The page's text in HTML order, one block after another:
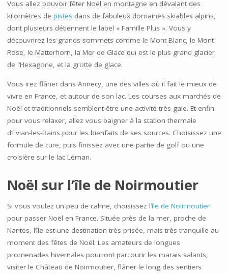
Vous allez pouvoir fêter Noël en montagne en dévalant des
kilomètres de pistes dans de fabuleux domaines skiables alpins,
dont plusieurs détiennent le label « Famille Plus ». Vous y
découvrirez les grands sommets comme le Mont Blanc, le Mont
Rose, le Matterhorn, la Mer de Glace qui est le plus grand glacier
de l’Hexagone, et la grotte de glace.
Vous irez flâner dans Annecy, une des villes où il fait le mieux de
vivre en France, et autour de son lac. Les courses aux marchés de
Noël et traditionnels semblent être une activité très gaie. Et enfin
pour vous relaxer, allez vous baigner à la station thermale
d’Evian-les-Bains pour les bienfaits de ses sources. Choisissez une
formule de cure, puis finissez avec une partie de golf ou une
croisière sur le lac Léman.
Noël sur l’île de Noirmoutier
Si vous voulez un peu de calme, choisissez l’île de Noirmoutier
pour passer Noël en France. Située près de la mer, proche de
Nantes, l’île est une destination très prisée, mais très tranquille au
moment des fêtes de Noël. Les amateurs de longues
promenades hivernales pourront parcourir les marais salants,
visiter le Château de Noirmoutier, flâner le long des sentiers